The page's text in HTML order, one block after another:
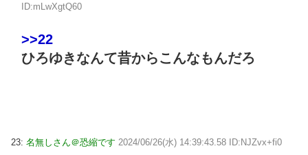
ID:mLwXgtQ60
>>22
ひろゆきなんて昔からこんなもんだろ
23: 名無しさん＠恐縮です 2024/06/26(水) 14:39:43.58 ID:NJZvx+fi0